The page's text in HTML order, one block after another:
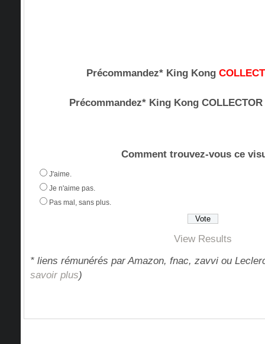
Précommandez* King Kong
Précommandez* King Kong COLLECTOR
Comment trouvez-vous ce
J'aime.
Je n'aime pas.
Pas mal, sans plus.
View Results
* liens rémunérés par Amazon, fnac, zavvi ou
savoir plus)